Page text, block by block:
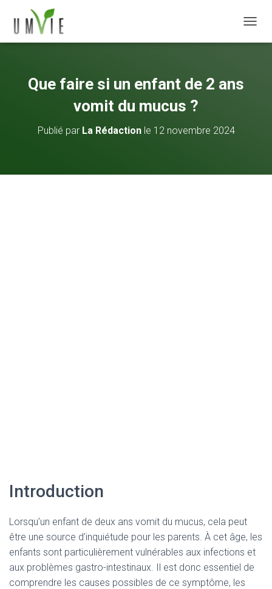
Que faire si un enfant de 2 ans
vomit du mucus ?
Publié par La Rédactionle 12 novembre 2024
Introduction
Lorsqu’un enfant de deux ans vomit du mucus, cela peut
être une source d’inquiétude pour les parents. À cet âge, les
enfants sont particulièrement vulnérables aux infections et
aux problèmes gastro-intestinaux. Il est donc essentiel de
comprendre les causes possibles de ce symptôme, les